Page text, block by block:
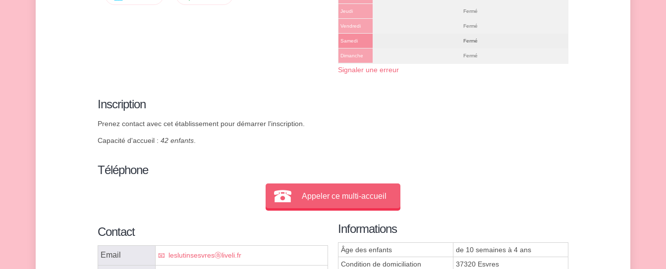
Jeudi Fermé
Vendredi Fermé
Samedi Fermé
Dimanche Fermé
Signaler une erreur
Inscription
Prenez contact avec cet établissement pour démarrer l'inscription.
Capacité d'accueil : 42 enfants
Téléphone
Appeler ce multi-accueil
Contact
Email leslutinsesvresⓐliveli.fr
Informations
Âge des enfants
de 10 semaines à 4 ans
Condition de domiciliation
37320 Esvres